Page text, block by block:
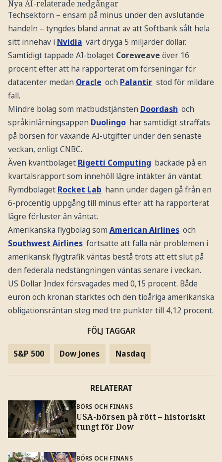
Nya AI-relaterade nedgångar
Techsektorn – ensam på minus under den avslutande
handeln – tyngdes bland annat av att Softbank sålt hela
sitt innehav i Nvidia värt dryga 5 miljarder dollar.
Samtidigt tappade AI-bolaget Coreweave över 16
procent efter att ha rapporterat om förseningar för
datacenter medan Oracle och Palantir stod för mildare
fall.
Mindre bolag som matbudstjänsten Doordash och
språkinlärningsappen Duolingo har samtidigt straffats
på börsen för växande AI-utgifter under den senaste
veckan, enligt CNBC.
Även kvantbolaget Rigetti Computing backade på en
kvartalsrapport som innehöll lägre intäkter än väntat.
Rymdbolaget Rocket Lab hann under dagen gå från en
6-procentig uppgång till minus efter att ha rapporterat
lägre förluster än väntat.
Amerikanska flygbolag som American Airlines och
Southwest Airlines fortsatte att falla när problemen i
amerikansk flygtrafik väntas bestå trots att ett slut på
den federala nedstängningen väntas senare i veckan.
US Dollar Index försvagades med 0,15 procent. Både
euron och kronan stärktes och den tioåriga amerikanska
obligationsräntan steg med tre punkter till 4,12 procent.
FÖLJ TAGGAR
S&P 500 Dow Jones Nasdaq
RELATERAT
BÖRS OCH FINANS
USA-börsen på rött – historiskt
tungt för Dow
BÖRS OCH FINANS